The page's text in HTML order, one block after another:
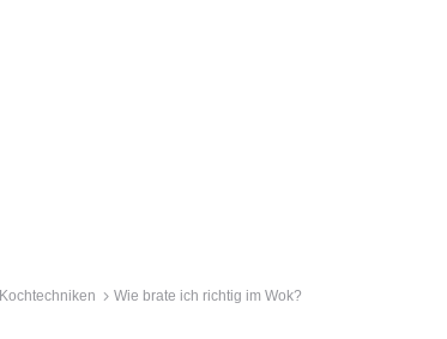
Kochtechniken Wie brate ich richtig im Wok?